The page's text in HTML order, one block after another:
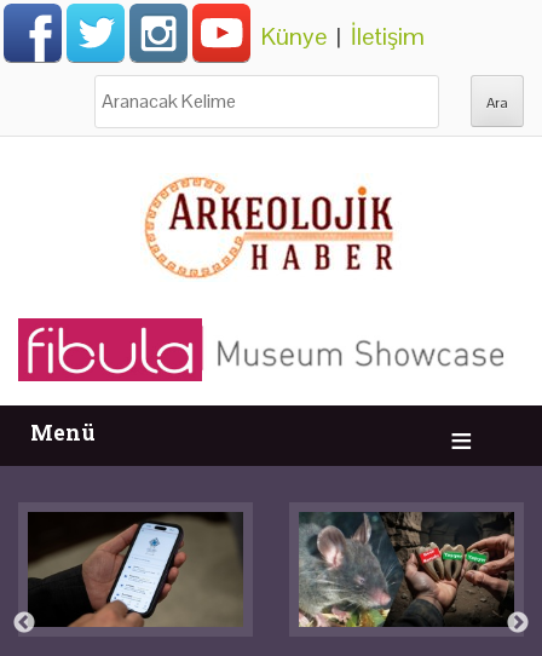
Künye | İletişim
Menü